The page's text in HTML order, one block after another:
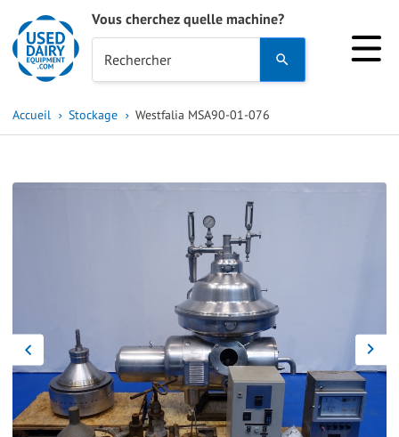
Vous cherchez quelle machine?
Rechercher
and
select
a
result.
Press
enter
to
go
to
the
Accueil Stockage Westfalia MSA90-01-076